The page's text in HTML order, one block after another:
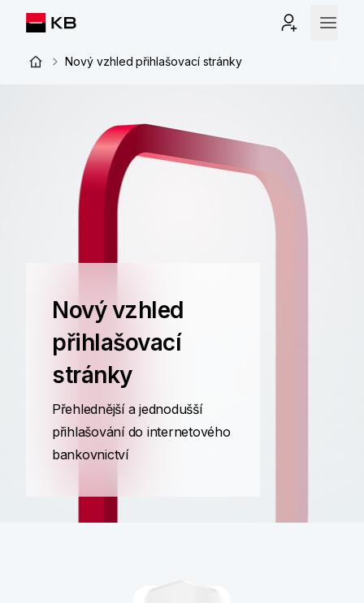
Nový vzhled přihlašovací stránky
Nový vzhled
přihlašovací
stránky
Přehlednější a jednodušší
přihlašování do internetového
bankovnictví